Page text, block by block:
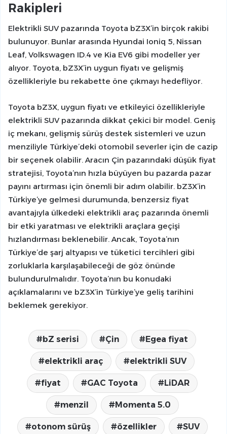
Rakipleri
Elektrikli SUV pazarında Toyota bZ3X’in birçok rakibi
bulunuyor. Bunlar arasında Hyundai Ioniq 5, Nissan
Leaf, Volkswagen ID.4 ve Kia EV6 gibi modeller yer
alıyor. Toyota, bZ3X’in uygun fiyatı ve gelişmiş
özellikleriyle bu rekabette öne çıkmayı hedefliyor.
Toyota bZ3X, uygun fiyatı ve etkileyici özellikleriyle
elektrikli SUV pazarında dikkat çekici bir model. Geniş
iç mekanı, gelişmiş sürüş destek sistemleri ve uzun
menziliyle Türkiye’deki otomobil severler için de cazip
bir seçenek olabilir. Aracın Çin pazarındaki düşük fiyat
stratejisi, Toyota’nın hızla büyüyen bu pazarda pazar
payını artırması için önemli bir adım olabilir. bZ3X’in
Türkiye’ye gelmesi durumunda, benzersiz fiyat
avantajıyla ülkedeki elektrikli araç pazarında önemli
bir etki yaratması ve elektrikli araçlara geçişi
hızlandırması beklenebilir. Ancak, Toyota’nın
Türkiye’de şarj altyapısı ve tüketici tercihleri gibi
zorluklarla karşılaşabileceği de göz önünde
bulundurulmalıdır. Toyota’nın bu konudaki
açıklamalarını ve bZ3X’in Türkiye’ye geliş tarihini
beklemek gerekiyor.
bZ serisi Çin Egea fiyat
elektrikli araç elektrikli SUV
fiyat GAC Toyota LiDAR
menzil Momenta 5.0
otonom sürüş özellikler SUV